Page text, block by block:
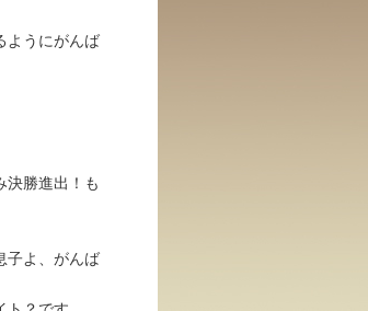
ようにがんば
決勝進出！も
子よ、がんば